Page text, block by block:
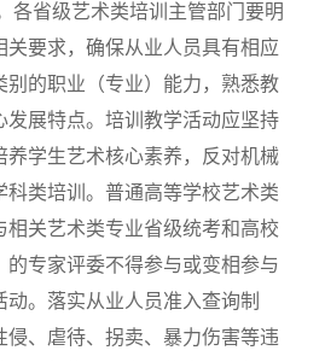
各省级艺术类培训主管部门要明
关要求，确保从业人员具有相应
别的职业（专业）能力，熟悉教
发展特点。培训教学活动应坚持
养学生艺术核心素养，反对机械
科类培训。普通高等学校艺术类
相关艺术类专业省级统考和高校
的专家评委不得参与或变相参与
。落实从业人员准入查询制
侵、虐待、拐卖、暴力伤害等违